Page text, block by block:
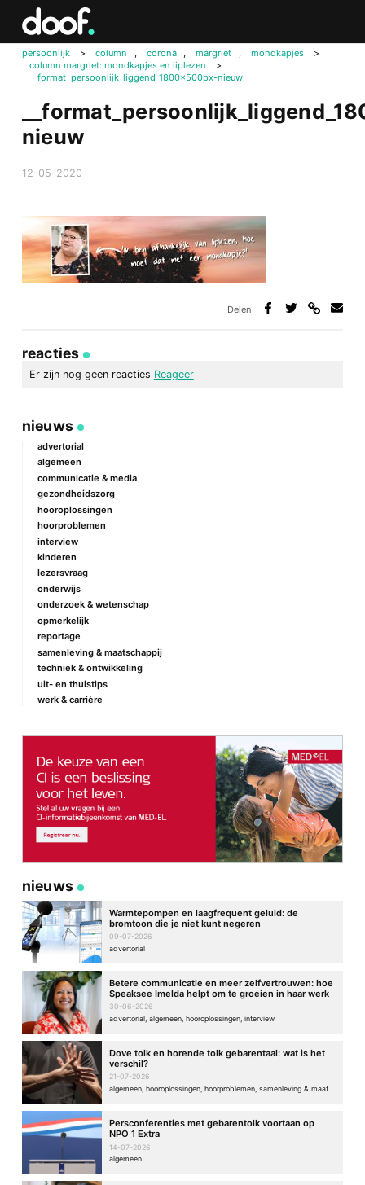
persoonlijk > column , corona , margriet , mondkapjes
>
column margriet: mondkapjes en liplezen
>
__format_persoonlijk_liggend_1800x500px-nieuw
nieuw
12-05-2020
Delen
reacties
Er zijn nog geen reacties Reageer
Je e-mailadres wordt niet gepubliceerd.
gemarkeerd met
*
Naam*
E-mail*
nieuws
advertorial
algemeen
communicatie & media
gezondheidszorg
hooroplossingen
hoorproblemen
interview
kinderen
lezersvraag
onderwijs
onderzoek & wetenschap
opmerkelijk
reportage
samenleving & maatschappij
techniek & ontwikkeling
uit- en thuistips
werk & carrière
nieuws
Warmtepompen en laagfrequent geluid: de
bromtoon die je niet kunt negeren
09-07-2026
advertorial
Betere communicatie en meer zelfvertrouwen: hoe
Speaksee Imelda helpt om te groeien in haar werk
30-06-2026
advertorial, algemeen, hooroplossingen, interview
Dove tolk en horende tolk gebarentaal: wat is het
verschil?
21-07-2026
Persconferenties met gebarentolk voortaan op
NPO 1 Extra
14-07-2026
algemeen
in
Doof.nl